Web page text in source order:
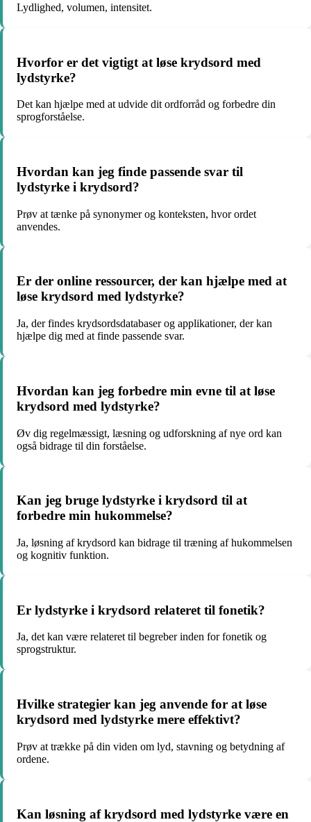
Lydlighed, volumen, intensitet.
Hvorfor er det vigtigt at løse krydsord med
lydstyrke?
Det kan hjælpe med at udvide dit ordforråd og forbedre din
sprogforståelse.
Hvordan kan jeg finde passende svar til
lydstyrke i krydsord?
Prøv at tænke på synonymer og konteksten, hvor ordet
anvendes.
Er der online ressourcer, der kan hjælpe med at
løse krydsord med lydstyrke?
Ja, der findes krydsordsdatabaser og applikationer, der kan
hjælpe dig med at finde passende svar.
Hvordan kan jeg forbedre min evne til at løse
krydsord med lydstyrke?
Øv dig regelmæssigt, læsning og udforskning af nye ord kan
også bidrage til din forståelse.
Kan jeg bruge lydstyrke i krydsord til at
forbedre min hukommelse?
Ja, løsning af krydsord kan bidrage til træning af hukommelsen
og kognitiv funktion.
Er lydstyrke i krydsord relateret til fonetik?
Ja, det kan være relateret til begreber inden for fonetik og
sprogstruktur.
Hvilke strategier kan jeg anvende for at løse
krydsord med lydstyrke mere effektivt?
Prøv at trække på din viden om lyd, stavning og betydning af
ordene.
Kan løsning af krydsord med lydstyrke være en